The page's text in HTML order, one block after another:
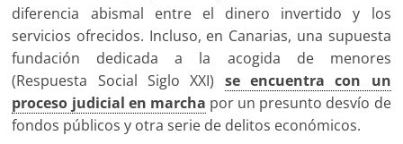
diferencia abismal entre el dinero invertido y los
servicios ofrecidos. Incluso, en Canarias, una supuesta
fundación dedicada a la acogida de menores
(Respuesta Social Siglo XXI) se encuentra con un
proceso judicial en marcha por un presunto desvío de
fondos públicos y otra serie de delitos económicos.